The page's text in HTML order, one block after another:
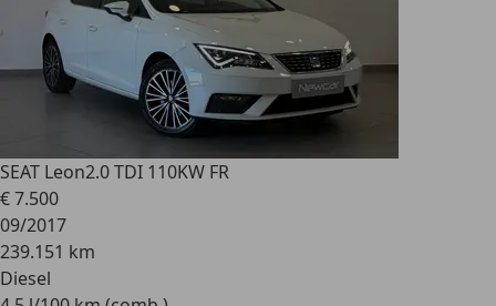
SEAT Leon2.0 TDI 110KW FR
€ 7.500
09/2017
239.151 km
Diesel